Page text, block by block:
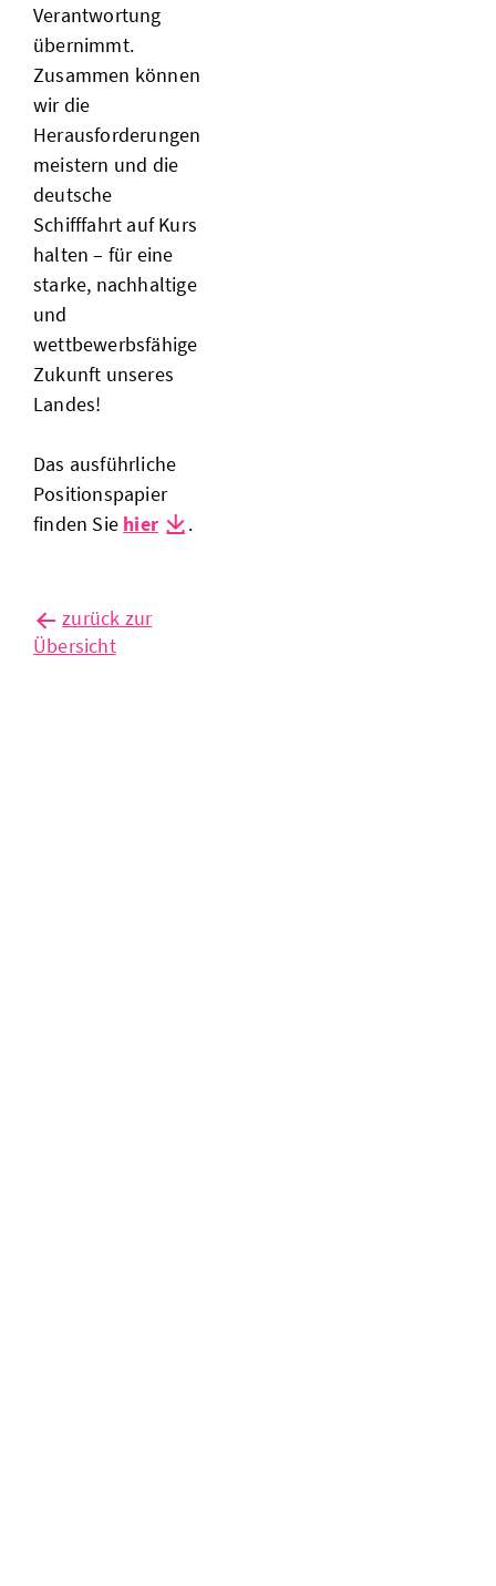
Verantwortung
übernimmt.
Zusammen können
wir die
Herausforderungen
meistern und die
deutsche
Schifffahrt auf Kurs
halten – für eine
starke, nachhaltige
und
wettbewerbsfähige
Zukunft unseres
Landes!
Das ausführliche
Positionspapier
finden Sie hier .
zurück zur
Übersicht